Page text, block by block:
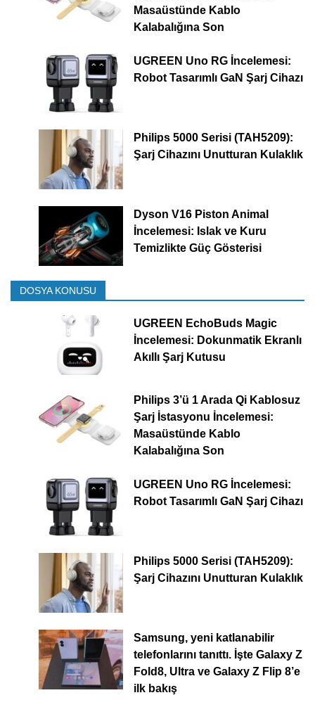
Masaüstünde Kablo
Kalabalığına Son
UGREEN Uno RG İncelemesi:
Robot Tasarımlı GaN Şarj Cihazı
Philips 5000 Serisi (TAH5209):
Şarj Cihazını Unutturan Kulaklık
Dyson V16 Piston Animal
İncelemesi: Islak ve Kuru
Temizlikte Güç Gösterisi
DOSYA KONUSU
UGREEN EchoBuds Magic
İncelemesi: Dokunmatik Ekranlı
Akıllı Şarj Kutusu
Philips 3’ü 1 Arada Qi Kablosuz
Şarj İstasyonu İncelemesi:
Masaüstünde Kablo
Kalabalığına Son
UGREEN Uno RG İncelemesi:
Robot Tasarımlı GaN Şarj Cihazı
Philips 5000 Serisi (TAH5209):
Şarj Cihazını Unutturan Kulaklık
Samsung, yeni katlanabilir
telefonlarını tanıttı. İşte Galaxy Z
Fold8, Ultra ve Galaxy Z Flip 8’e
ilk bakış